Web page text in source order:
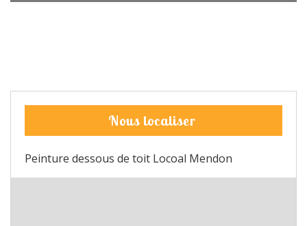
Nous localiser
Peinture dessous de toit Locoal Mendon